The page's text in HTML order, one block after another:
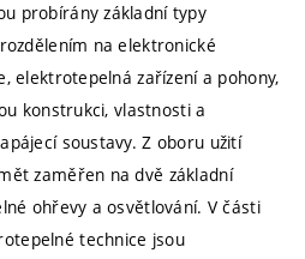
probírány základní typy
na elektronické
elektrotepelná zařízení a pohony,
konstrukci, vlastnosti a
soustavy. Z oboru užití
zaměřen na dvě základní
ohřevy a osvětlování. V části
technice jsou